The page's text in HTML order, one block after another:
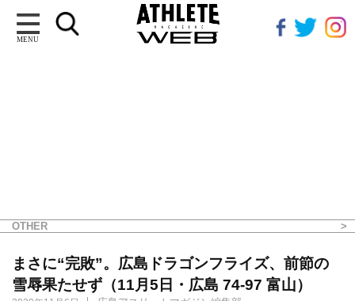
MENU
OTHER
まさに“完敗”。広島ドラゴンフライズ、前節の
雪辱果たせず（11月5日・広島 74-97 富山）